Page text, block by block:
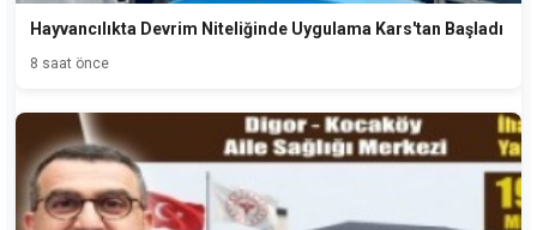
Hayvancılıkta Devrim Niteliğinde Uygulama Kars'tan Başladı
8 saat önce